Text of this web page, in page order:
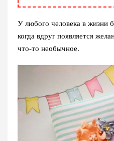
У любого человека в жизни
когда вдруг появляется
что-то необычное.